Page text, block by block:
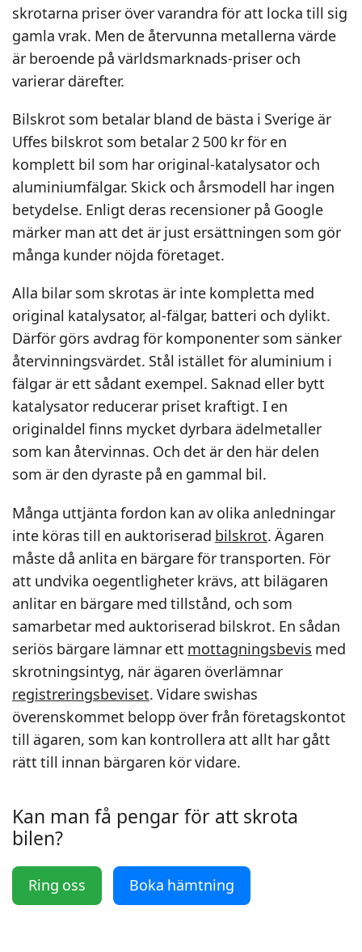
skrotarna priser över varandra för att locka till sig
gamla vrak. Men de återvunna metallerna värde
är beroende på världsmarknads-priser och
varierar därefter.
Bilskrot som betalar bland de bästa i Sverige är
Uffes bilskrot som betalar 2 500 kr för en
komplett bil som har original-katalysator och
aluminiumfälgar. Skick och årsmodell har ingen
betydelse. Enligt deras recensioner på Google
märker man att det är just ersättningen som gör
många kunder nöjda företaget.
Alla bilar som skrotas är inte kompletta med
original katalysator, al-fälgar, batteri och dylikt.
Därför görs avdrag för komponenter som sänker
återvinningsvärdet. Stål istället för aluminium i
fälgar är ett sådant exempel. Saknad eller bytt
katalysator reducerar priset kraftigt. I en
originaldel finns mycket dyrbara ädelmetaller
som kan återvinnas. Och det är den här delen
som är den dyraste på en gammal bil.
Många uttjänta fordon kan av olika anledningar
inte köras till en auktoriserad bilskrot. Ägaren
måste då anlita en bärgare för transporten. För
att undvika oegentligheter krävs, att bilägaren
anlitar en bärgare med tillstånd, och som
samarbetar med auktoriserad bilskrot. En sådan
seriös bärgare lämnar ett mottagningsbevis med
skrotningsintyg, när ägaren överlämnar
registreringsbeviset. Vidare swishas
överenskommet belopp över från företagskontot
till ägaren, som kan kontrollera att allt har gått
rätt till innan bärgaren kör vidare.
Kan man få pengar för att skrota
bilen?
Ring oss Boka hämtning